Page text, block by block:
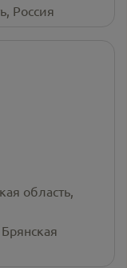
Россия
область,